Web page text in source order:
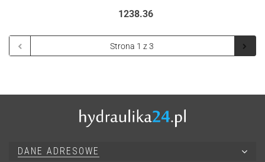
1238.36
DANE ADRESOWE